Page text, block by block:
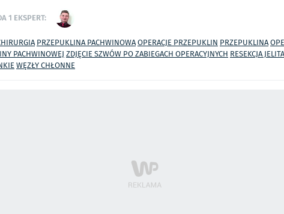
1 EKSPERT:
PRZEPUKLINA PACHWINOWAOPERACJE PRZEPUKLIN PRZEPUKLINA
PACHWINOWEJ ZDJĘCIE SZWÓW PO ZABIEGACH OPERACYJNYCH RESEKCJA JELITA
WĘZŁY CHŁONNE